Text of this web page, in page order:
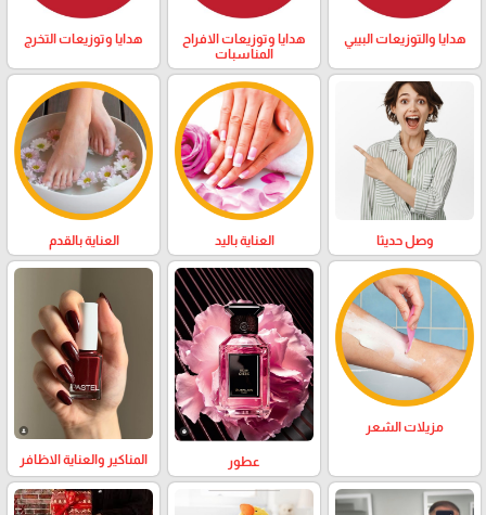
هدايا والتوزيعات البيبي
هدايا وتوزيعات الافراح
المناسبات
هدايا وتوزيعات التخرج
وصل حديثا العناية باليد العناية بالقدم
مزيلات الشعر
عطور المناكير والعناية الاظافر